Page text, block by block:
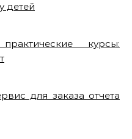
детей
курсы:
для заказа отчета